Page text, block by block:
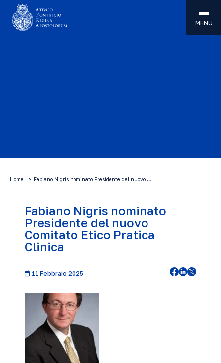
MENU
Home Fabiano Nigris nominato Presidente del nuovo …
Fabiano Nigris nominato
Presidente del nuovo
Comitato Etico Pratica
Clinica
11 Febbraio 2025